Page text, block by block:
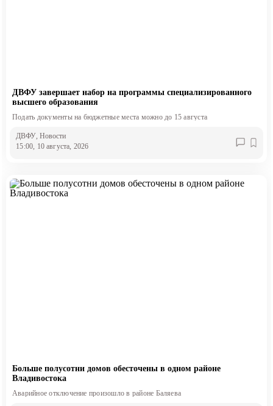
ДВФУ завершает набор на программы специализированного
высшего образования
Подать документы на бюджетные места можно до 15 августа
ДВФУ, Новости
15:00, 10 августа, 2026
Больше полусотни домов обесточены в одном районе
Владивостока
Аварийное отключение произошло в районе Баляева